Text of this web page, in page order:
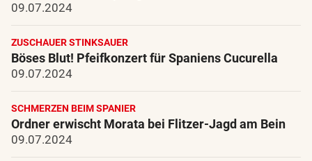
09.07.2024
ZUSCHAUER STINKSAUER
Böses Blut! Pfeifkonzert für Spaniens Cucurella
09.07.2024
SCHMERZEN BEIM SPANIER
Ordner erwischt Morata bei Flitzer-Jagd am Bein
09.07.2024